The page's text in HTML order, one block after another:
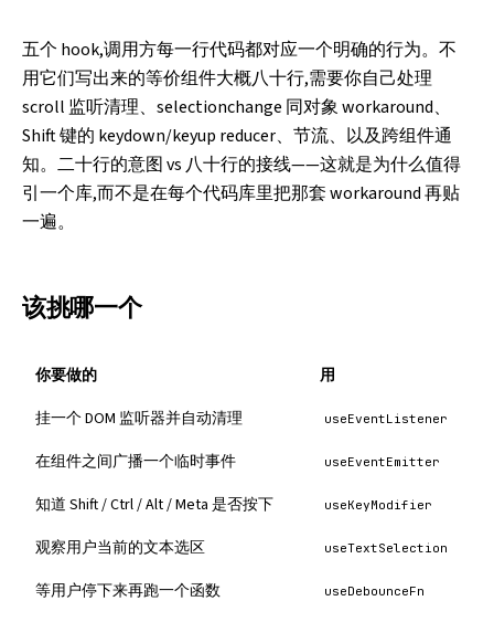
五个 hook,调用方每一行代码都对应一个明确的行为。不
用它们写出来的等价组件大概八十行,需要你自己处理
scroll 监听清理、selectionchange 同对象 workaround、
Shift 键的 keydown/keyup reducer、节流、以及跨组件通
知。二十行的意图 vs 八十行的接线——这就是为什么值得
引一个库,而不是在每个代码库里把那套 workaround 再贴
一遍。
该挑哪一个
你要做的
用
挂一个 DOM 监听器并自动清理
useEventListener
在组件之间广播一个临时事件 useEventEmitter
知道 Shift / Ctrl / Alt / Meta 是否按下 useKeyModifier
观察用户当前的文本选区 useTextSelection
等用户停下来再跑一个函数 useDebounceFn